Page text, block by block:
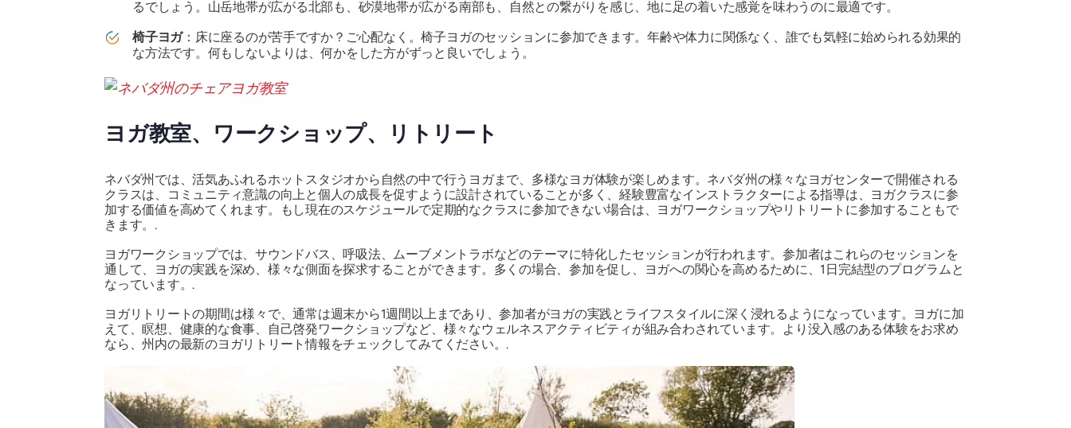
るでしょう。山岳地帯が広がる北部も、砂漠地帯が広がる南部も、自然との繋がりを感じ、地に足の着いた感覚を味わうのに最適です。
椅子ヨガ：床に座るのが苦手ですか？ご心配なく。椅子ヨガのセッションに参加できます。年齢や体力に関係なく、誰でも気軽に始められる効果的
な方法です。何もしないよりは、何かをした方がずっと良いでしょう。
ヨガ教室、ワークショップ、リトリート
ネバダ州では、活気あふれるホットスタジオから自然の中で行うヨガまで、多様なヨガ体験が楽しめます。ネバダ州の様々なヨガセンターで開催される
クラスは、コミュニティ意識の向上と個人の成長を促すように設計されていることが多く、経験豊富なインストラクターによる指導は、ヨガクラスに参
加する価値を高めてくれます。もし現在のスケジュールで定期的なクラスに参加できない場合は、ヨガワークショップやリトリートに参加することもで
きます。.
ヨガワークショップでは、サウンドバス、呼吸法、ムーブメントラボなどのテーマに特化したセッションが行われます。参加者はこれらのセッションを
通して、ヨガの実践を深め、様々な側面を探求することができます。多くの場合、参加を促し、ヨガへの関心を高めるために、1日完結型のプログラムと
なっています。.
ヨガリトリートの期間は様々で、通常は週末から1週間以上まであり、参加者がヨガの実践とライフスタイルに深く浸れるようになっています。ヨガに加
えて、瞑想、健康的な食事、自己啓発ワークショップなど、様々なウェルネスアクティビティが組み合わされています。より没入感のある体験をお求め
なら、州内の最新のヨガリトリート情報をチェックしてみてください。.